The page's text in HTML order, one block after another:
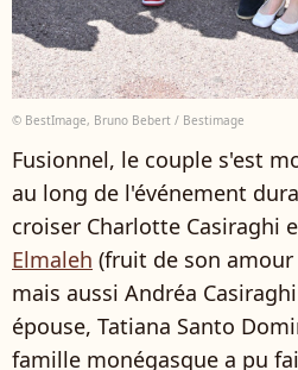
© BestImage, Bruno Bebert / Bestimage
Fusionnel, le couple s'est
au long de l'événement
croiser Charlotte Casiraghi
Elmaleh (fruit de son amour
mais aussi Andréa
épouse, Tatiana Santo
famille monégasque a pu